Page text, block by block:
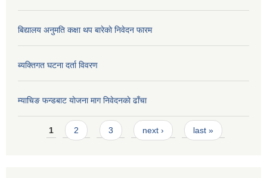
बिद्यालय अनुमति कक्षा थप बारेकाे निवेदन फारम
ब्यक्तिगत घटना दर्ता विवरण
म्याचिङ फन्डबाट याेजना माग निवेदनकाे ढाँचा
Pages
1 2 3 next › last »